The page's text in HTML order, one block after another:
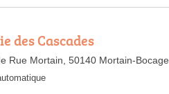
des Cascades
Rue Mortain, 50140 Mortain-Bocage